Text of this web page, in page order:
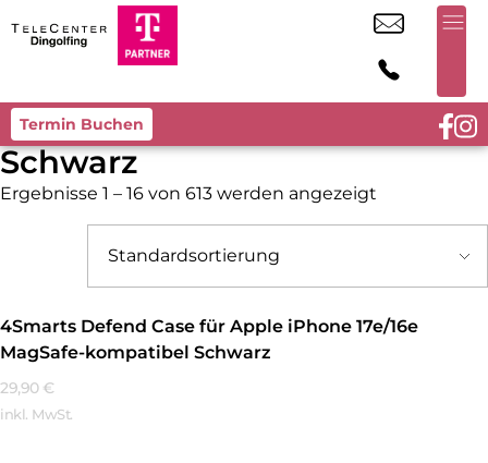
Termin Buchen
Schwarz
Ergebnisse 1 – 16 von 613 werden angezeigt
4Smarts Defend Case für Apple iPhone 17e/16e
MagSafe-kompatibel Schwarz
29,90 €
inkl. MwSt.